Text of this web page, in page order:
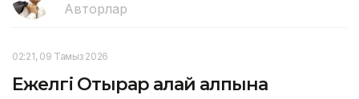
Авторлар
02:21, 09 Тамыз 2026
Ежелгі Отырар қалай қалпына